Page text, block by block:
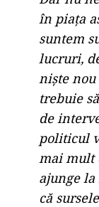
în piaţa
suntem
lucruri,
nişte nou
trebuie
de
politicul
mai mult
ajunge
că